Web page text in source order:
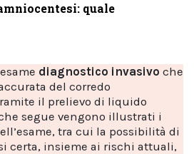
quale
diagnostico invasivo che
del corredo
il prelievo di liquido
segue vengono illustrati i
tra cui la possibilità di
certa, insieme ai rischi attuali,